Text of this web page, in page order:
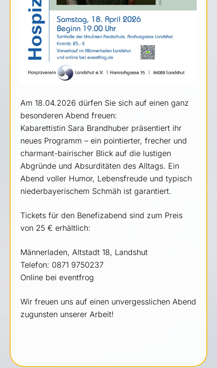
Am 18.04.2026 dürfen Sie sich auf einen ganz
besonderen Abend freuen:
Kabarettistin Sara Brandhuber präsentiert ihr
neues Programm – ein pointierter, frecher und
charmant-bairischer Blick auf die lustigen
Abgründe und Absurditäten des Alltags. Ein
Abend voller Humor, Lebensfreude und typisch
niederbayerischem Schmäh ist garantiert.
Tickets für den Benefizabend sind zum Preis
von 25 € erhältlich:
Männerladen, Altstadt 18, Landshut
Telefon: 0871 9750237
Online bei eventfrog
Wir freuen uns auf einen unvergesslichen Abend
zugunsten unserer Arbeit!